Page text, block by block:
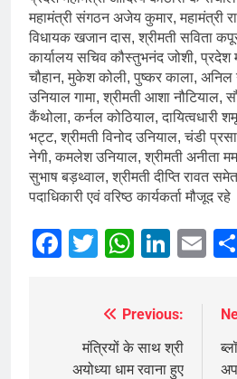
महामंत्री संगठन अजेय कुमार, महामंत्री
विधायक खजान दास, श्रीमती सविता
कार्यालय सचिव कौस्तुभनंद जोशी, प्रदेश
चौहान, मुकेश कोली, पुष्कर काला, अनिल
उनियाल गामा, श्रीमती आशा नौटियाल,
कैंथोला, कर्नल कोठियाल, दायित्वधारी
भट्ट, श्रीमती विनोद उनियाल, चंडी
नेगी, कमलेश उनियाल, श्रीमती अनीता
सुभाष बड़थ्वाल, श्रीमती दीप्ति रावत
पदाधिकारी एवं वरिष्ठ कार्यकर्ता मौजूद रहे
Facebook
Twitter
navigation
Previous:
मंत्रियों के साथ श्री
अयोध्या धाम रवाना हुए